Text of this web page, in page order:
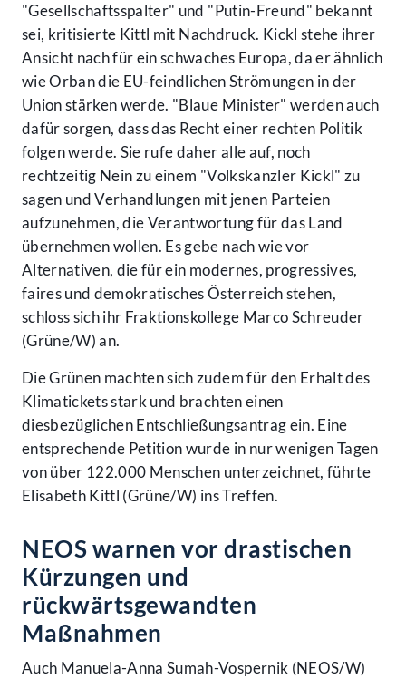
"Gesellschaftsspalter" und "Putin-Freund" bekannt
sei, kritisierte Kittl mit Nachdruck. Kickl stehe ihrer
Ansicht nach für ein schwaches Europa, da er ähnlich
wie Orban die EU-feindlichen Strömungen in der
Union stärken werde. "Blaue Minister" werden auch
dafür sorgen, dass das Recht einer rechten Politik
folgen werde. Sie rufe daher alle auf, noch
rechtzeitig Nein zu einem "Volkskanzler Kickl" zu
sagen und Verhandlungen mit jenen Parteien
aufzunehmen, die Verantwortung für das Land
übernehmen wollen. Es gebe nach wie vor
Alternativen, die für ein modernes, progressives,
faires und demokratisches Österreich stehen,
schloss sich ihr Fraktionskollege Marco Schreuder
(Grüne/W) an.
Die Grünen machten sich zudem für den Erhalt des
Klimatickets stark und brachten einen
diesbezüglichen Entschließungsantrag ein. Eine
entsprechende Petition wurde in nur wenigen Tagen
von über 122.000 Menschen unterzeichnet, führte
Elisabeth Kittl (Grüne/W) ins Treffen.
NEOS warnen vor drastischen
Kürzungen und
rückwärtsgewandten
Maßnahmen
Auch Manuela-Anna Sumah-Vospernik (NEOS/W)